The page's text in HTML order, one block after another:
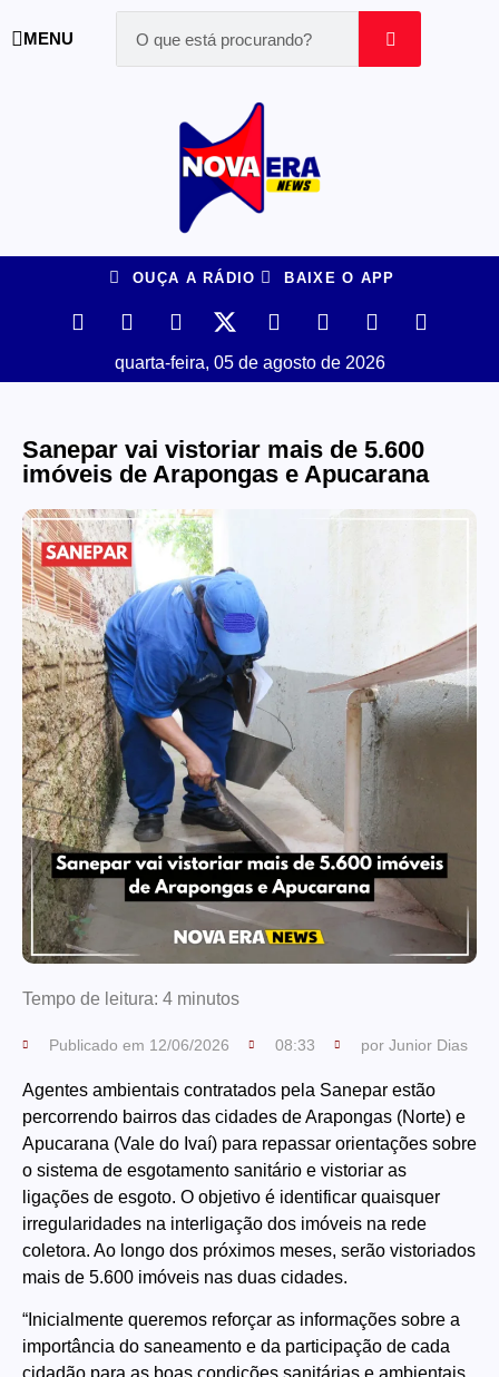
MENU
OUÇA A RÁDIO BAIXE O APP
quarta-feira, 05 de agosto de 2026
Sanepar vai vistoriar mais de 5.600
imóveis de Arapongas e Apucarana
Tempo de leitura: 4 minutos
Publicado em 12/06/2026 08:33 por Junior Dias
Agentes ambientais contratados pela Sanepar estão
percorrendo bairros das cidades de Arapongas (Norte) e
Apucarana (Vale do Ivaí) para repassar orientações sobre
o sistema de esgotamento sanitário e vistoriar as
ligações de esgoto. O objetivo é identificar quaisquer
irregularidades na interligação dos imóveis na rede
coletora. Ao longo dos próximos meses, serão vistoriados
mais de 5.600 imóveis nas duas cidades.
“Inicialmente queremos reforçar as informações sobre a
importância do saneamento e da participação de cada